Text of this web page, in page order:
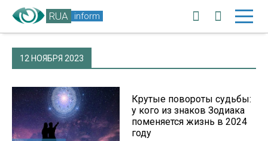
RUA inform
12 НОЯБРЯ 2023
Крутые повороты судьбы:
у кого из знаков Зодиака
поменяется жизнь в 2024
году